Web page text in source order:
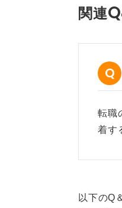
関連
転職
着す
以下のQ